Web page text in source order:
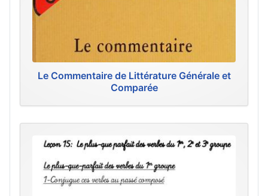
Le Commentaire de Littérature Générale et
Comparée